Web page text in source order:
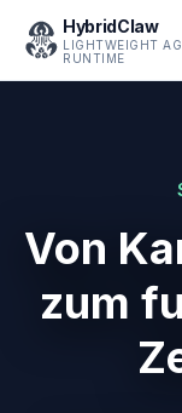
HybridClaw
LIGHTWEIGHT
RUNTIME
Von
zum